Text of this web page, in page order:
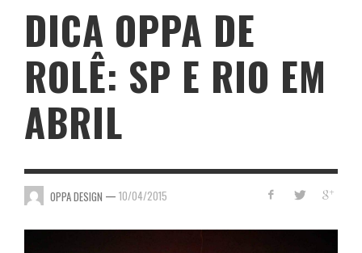
DICA OPPA DE
ROLÊ: SP E RIO EM
ABRIL
OPPA DESIGN — 10/04/2015